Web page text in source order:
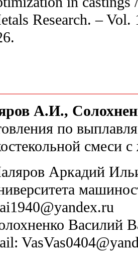
Research. –
А.И.,
по
смеси
Аркадий
Василий